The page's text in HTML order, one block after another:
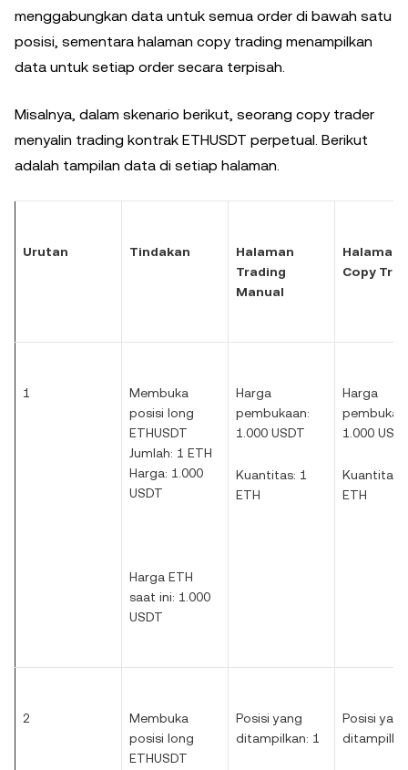
menggabungkan data untuk semua order di bawah satu
posisi, sementara halaman copy trading menampilkan
data untuk setiap order secara terpisah.
Misalnya, dalam skenario berikut, seorang copy trader
menyalin trading kontrak ETHUSDT perpetual. Berikut
adalah tampilan data di setiap halaman.
Urutan Tindakan
Halaman
Trading
Manual
Halaman
Copy
1
Membuka
posisi long
ETHUSDT
Jumlah: 1 ETH
Harga: 1.000
USDT
Harga ETH
saat ini: 1.000
USDT
Harga
pembukaan:
1.000 USDT
Kuantitas: 1
ETH
Harga
1.000
Kuantitas:
ETH
2
Membuka
posisi long
ETHUSDT
Posisi yang
ditampilkan: 1
Posisi yang